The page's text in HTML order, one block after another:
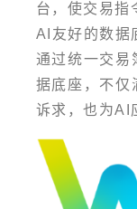
台，使交易指
AI友好的数据
通过统一交易
据底座，不仅
诉求，也为AI